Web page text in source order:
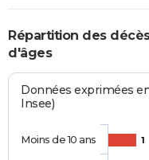
Répartition des
d'âges
Données exprimées
Insee)
1
Moins de 10 ans